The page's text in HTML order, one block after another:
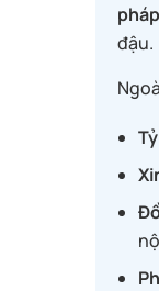
đậu.
visa của trung tâm.
tục hồ sơn rất kỹ
sơ theo hướng